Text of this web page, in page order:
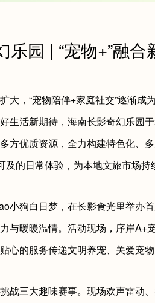
乐园 | “宠物+”融合
大，“宠物陪伴+家庭社交”逐渐
生活新期待，海南长影奇幻乐
方优质资源，全力构建特色化、
的日常体验，为本地文旅市场持
小狗白日梦，在长影食光里举办
与暖暖温情。活动现场，序岸
的服务传递文明养宠、关爱宠
战三大趣味赛事。现场欢声雷动